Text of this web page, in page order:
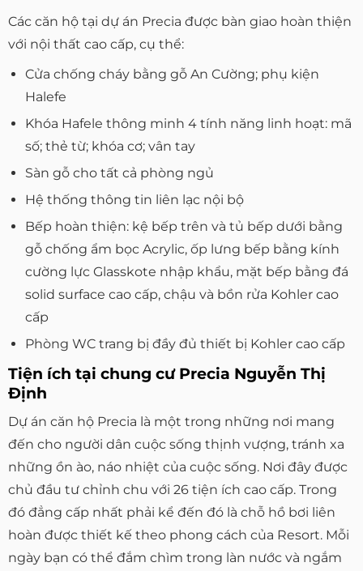
Các căn hộ tại dự án Precia được bàn giao hoàn thiện
với nội thất cao cấp, cụ thể:
Cửa chống cháy bằng gỗ An Cường; phụ kiện
Halefe
Khóa Hafele thông minh 4 tính năng linh hoạt: mã
số; thẻ từ; khóa cơ; vân tay
Sàn gỗ cho tất cả phòng ngủ
Hệ thống thông tin liên lạc nội bộ
Bếp hoàn thiện: kệ bếp trên và tủ bếp dưới bằng
gỗ chống ẩm bọc Acrylic, ốp lưng bếp bằng kính
cường lực Glasskote nhập khẩu, mặt bếp bằng đá
solid surface cao cấp, chậu và bồn rửa Kohler cao
cấp
Phòng WC trang bị đầy đủ thiết bị Kohler cao cấp
Tiện ích tại chung cư Precia Nguyễn Thị
Định
Dự án căn hộ Precia là một trong những nơi mang
đến cho người dân cuộc sống thịnh vượng, tránh xa
những ồn ào, náo nhiệt của cuộc sống. Nơi đây được
chủ đầu tư chỉnh chu với 26 tiện ích cao cấp. Trong
đó đẳng cấp nhất phải kể đến đó là chỗ hồ bơi liên
hoàn được thiết kế theo phong cách của Resort. Mỗi
ngày bạn có thể đắm chìm trong làn nước và ngắm